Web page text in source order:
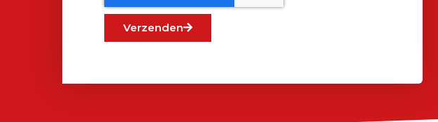
Verzenden